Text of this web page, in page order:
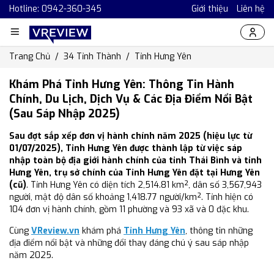
Hotline: 0942-360-345 Giới thiệu Liên hệ
Trang Chủ 34 Tỉnh Thành Tỉnh Hưng Yên
Khám Phá Tỉnh Hưng Yên: Thông Tin Hành
Chính, Du Lịch, Dịch Vụ & Các Địa Điểm Nổi Bật
(Sau Sáp Nhập 2025)
Sau đợt sắp xếp đơn vị hành chính năm 2025 (hiệu lực từ
01/07/2025), Tỉnh Hưng Yên được thành lập từ việc sáp
nhập toàn bộ địa giới hành chính của tỉnh Thái Bình và tỉnh
Hưng Yên, trụ sở chính của Tỉnh Hưng Yên đặt tại Hưng Yên
(cũ). Tỉnh Hưng Yên có diện tích 2,514.81 km², dân số 3,567,943
người, mật độ dân số khoảng 1,418.77 người/km². Tỉnh hiện có
104 đơn vị hành chính, gồm 11 phường và 93 xã và 0 đặc khu.
Cùng VReview.vn khám phá Tỉnh Hưng Yên, thông tin những
địa điểm nổi bật và những đổi thay đáng chú ý sau sáp nhập
năm 2025.